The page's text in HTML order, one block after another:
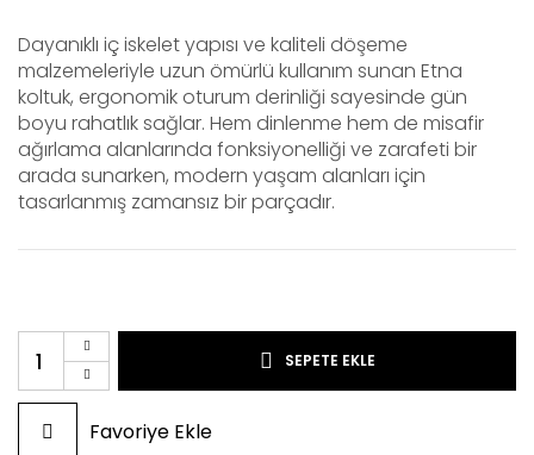
Dayanıklı iç iskelet yapısı ve kaliteli döşeme
malzemeleriyle uzun ömürlü kullanım sunan Etna
koltuk, ergonomik oturum derinliği sayesinde gün
boyu rahatlık sağlar. Hem dinlenme hem de misafir
ağırlama alanlarında fonksiyonelliği ve zarafeti bir
arada sunarken, modern yaşam alanları için
tasarlanmış zamansız bir parçadır.
SEPETE EKLE
Favoriye Ekle